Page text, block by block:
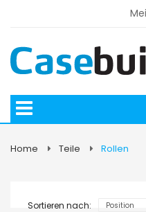
Home Teile Rollen
Sortieren nach: